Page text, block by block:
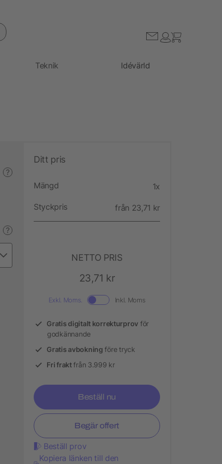
Teknik Idévärld
?
?
Ditt pris
Mängd 1x
Styckpris från 23,71 kr
NETTO PRIS
23,71 kr
Exkl. Moms. Inkl. Moms
Gratis digitalt korrekturprov för
godkännande
Gratis avbokning före tryck
Fri fraktfrån 3.999 kr
Beställ nu
Begär offert
Beställ prov
Kopiera länken till den